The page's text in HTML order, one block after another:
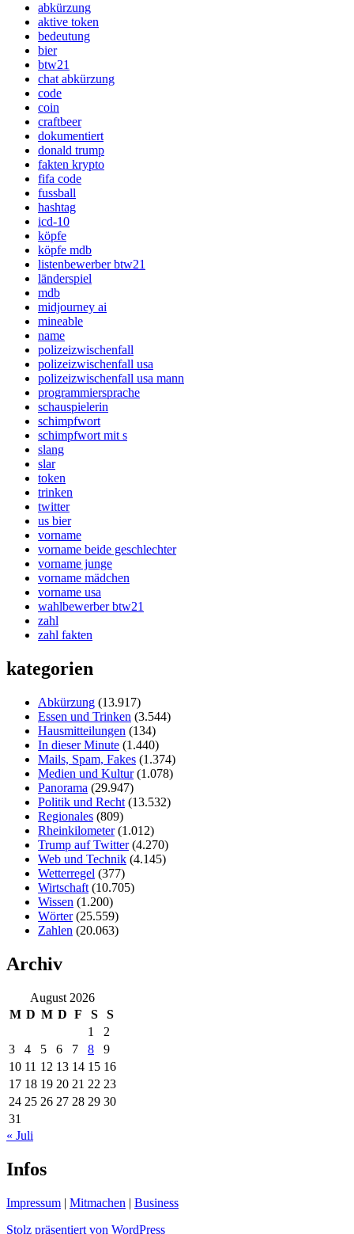
abkürzung
aktive token
bedeutung
bier
btw21
chat abkürzung
code
coin
craftbeer
dokumentiert
donald trump
fakten krypto
fifa code
fussball
hashtag
icd-10
köpfe
köpfe mdb
listenbewerber btw21
länderspiel
mdb
midjourney ai
mineable
name
polizeizwischenfall
polizeizwischenfall usa
polizeizwischenfall usa mann
programmiersprache
schauspielerin
schimpfwort
schimpfwort mit s
slang
slar
token
trinken
twitter
us bier
vorname
vorname beide geschlechter
vorname junge
vorname mädchen
vorname usa
wahlbewerber btw21
zahl
zahl fakten
kategorien
Abkürzung (13.917)
Essen und Trinken (3.544)
Hausmitteilungen (134)
In dieser Minute (1.440)
Mails, Spam, Fakes (1.374)
Medien und Kultur(1.078)
Panorama (29.947)
Politik und Recht (13.532)
Regionales (809)
Rheinkilometer(1.012)
Trump auf Twitter(4.270)
Web und Technik (4.145)
Wetterregel (377)
Wirtschaft (10.705)
Wissen (1.200)
Wörter(25.559)
Zahlen (20.063)
Archiv
August 2026
M D M D F S
S
1
2
3
4 5 6 7 8
9
10 11 12 13 14 15 16
17 18 19 20 21 22 23
24 25 26 27 28 29 30
31
« Juli
Infos
Impressum | Mitmachen | Business
Stolz präsentiert von WordPress